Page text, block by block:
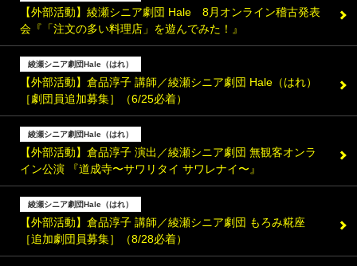
【外部活動】綾瀬シニア劇団 Hale 8月オンライン稽古発表
会『「注文の多い料理店」を遊んでみた！』
綾瀬シニア劇団Hale（はれ）
【外部活動】倉品淳子 講師／綾瀬シニア劇団 Hale（はれ）
［劇団員追加募集］（6/25必着）
綾瀬シニア劇団Hale（はれ）
【外部活動】倉品淳子 演出／綾瀬シニア劇団 無観客オンラ
イン公演 『道成寺〜サワリタイ サワレナイ〜』
綾瀬シニア劇団Hale（はれ）
【外部活動】倉品淳子 講師／綾瀬シニア劇団 もろみ糀座
［追加劇団員募集］（8/28必着）